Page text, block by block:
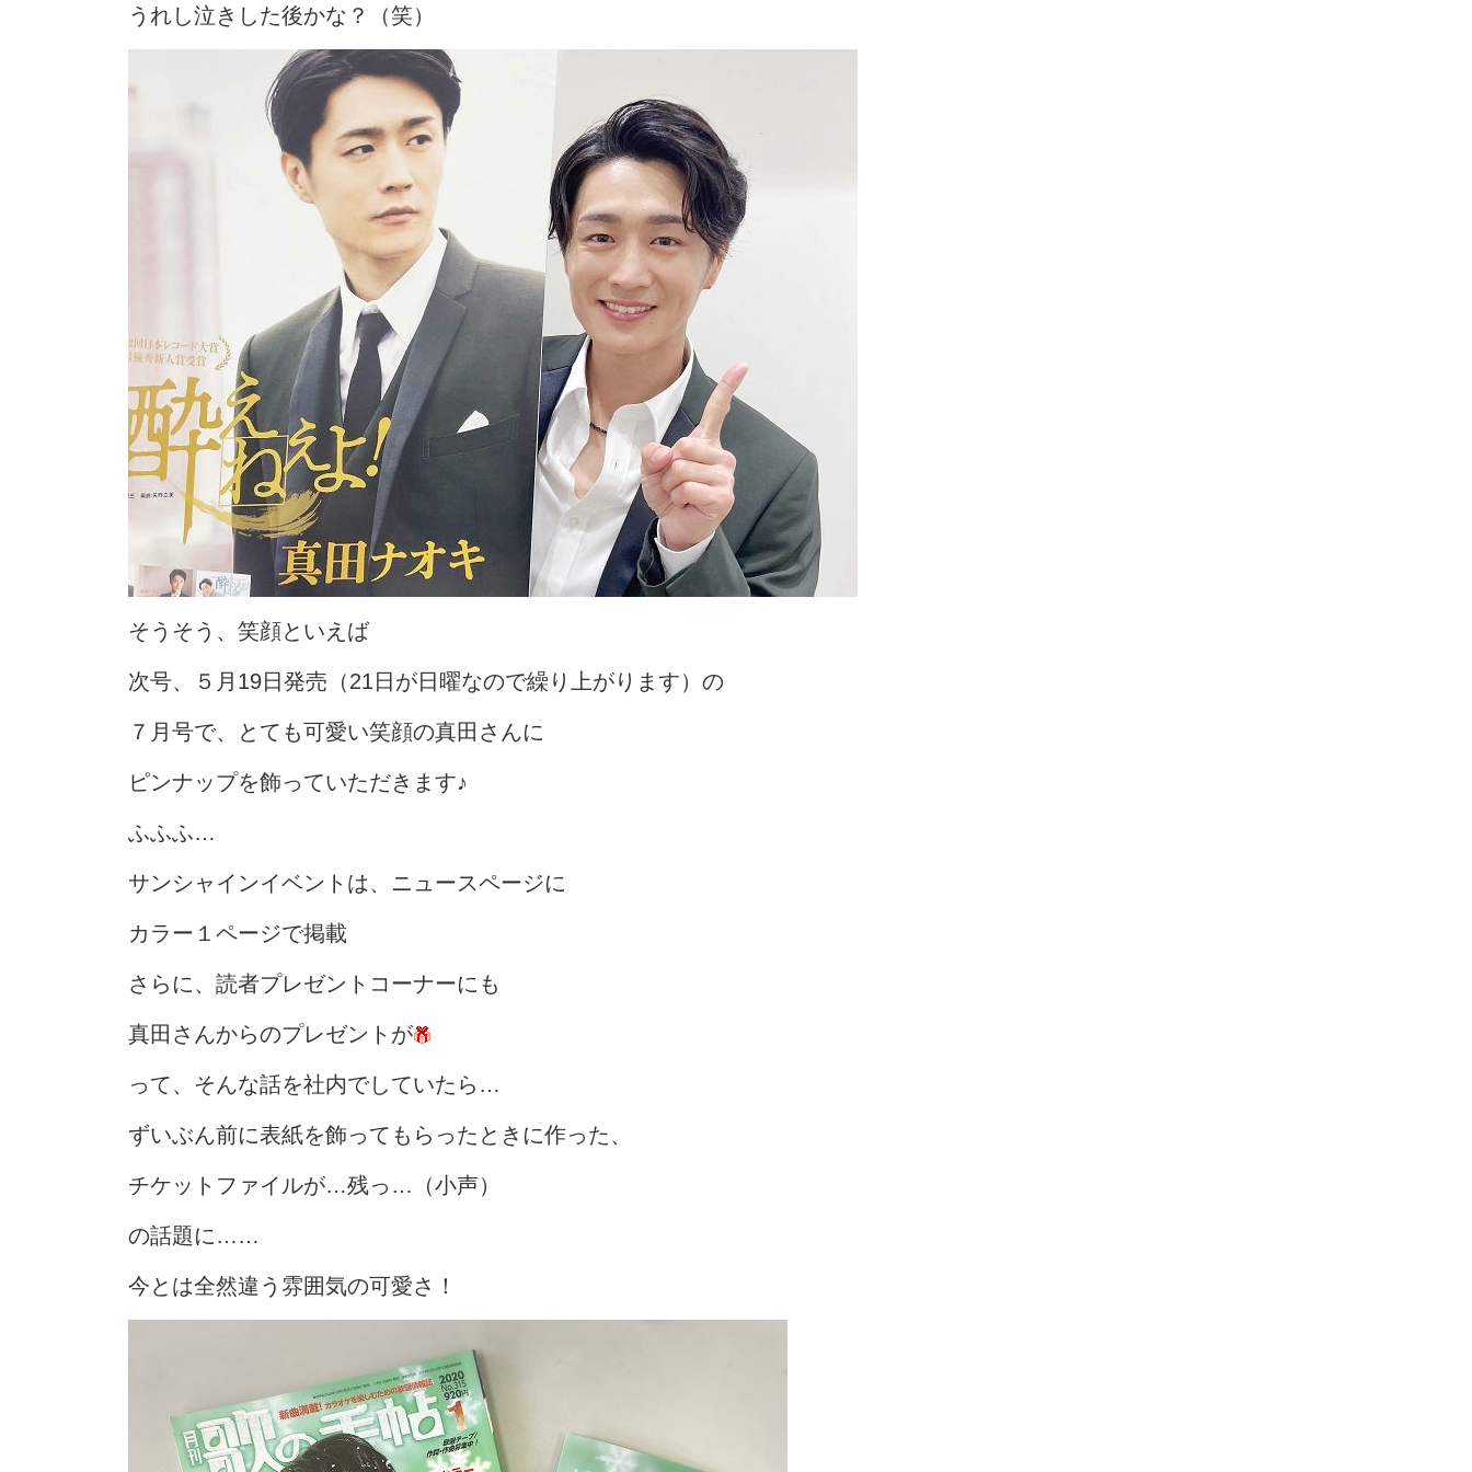
うれし泣きした後かな？（笑）
そうそう、笑顔といえば
次号、５月19日発売（21日が日曜なので繰り上がります）の
７月号で、とても可愛い笑顔の真田さんに
ピンナップを飾っていただきます♪
ふふふ…
サンシャインイベントは、ニュースページに
カラー１ページで掲載
さらに、読者プレゼントコーナーにも
真田さんからのプレゼントが
って、そんな話を社内でしていたら…
ずいぶん前に表紙を飾ってもらったときに作った、
チケットファイルが…残っ…（小声）
の話題に……
今とは全然違う雰囲気の可愛さ！